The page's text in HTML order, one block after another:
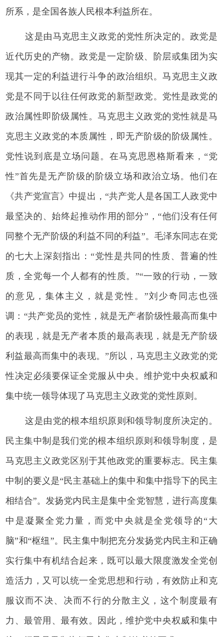
所系，是全国各族人民根本利益所在。
这是由马克思主义政党的党性所决定的。政党是
近代历史的产物。政党是一定阶级、阶层或集团为实
现其一定的利益进行斗争的政治组织。马克思主义政
党是不同于以往任何政党的新型政党。党性是政党的
政治属性即阶级属性。马克思主义政党的党性就是马
克思主义政党的本质属性，即无产阶级的阶级属性。
党性说到底是立场问题。在马克思恩格斯看来，“党
性”首先是无产阶级的阶级立场和政治立场。他们在
《共产党宣言》中提出，“共产党人是各国工人政党中
最坚决的、始终起推动作用的部分”，“他们没有任何
同整个无产阶级的利益不同的利益”。毛泽东同志在党
的七大上深刻指出：“党性是共同的性质、普遍的性
质，全党每一个人都有的性质。”“一致的行动，一致
的意见，集体主义，就是党性。”刘少奇同志也强
调：“共产党员的党性，就是无产者阶级性最高而集中
的表现，就是无产者本质的最高表现，就是无产阶级
利益最高而集中的表现。”所以，马克思主义政党的党
性决定必须要保证全党服从中央。维护党中央权威和
集中统一领导体现了马克思主义政党的党性原则。
这是由党的根本组织原则和领导制度所决定的。
民主集中制是我们党的根本组织原则和领导制度，是
马克思主义政党区别于其他政党的重要标志。民主集
中制的要义是“民主基础上的集中和集中指导下的民主
相结合”。发扬党内民主是集中全党智慧，进行高度集
中是凝聚全党力量，而党中央就是全党领导的“大
脑”和“枢纽”。民主集中制把充分发扬党内民主和正确
实行集中有机结合起来，既可以最大限度激发全党创
造活力，又可以统一全党思想和行动，有效防止和克
服议而不决、决而不行的分散主义，这个制度最有
力、最管用、最有效。因此，维护党中央权威和集中